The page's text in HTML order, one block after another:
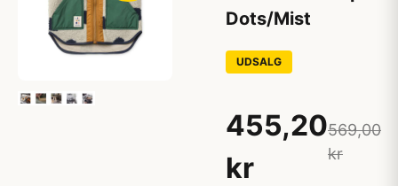
Dots/Mist
UDSALG
455,20
kr
569,00
kr